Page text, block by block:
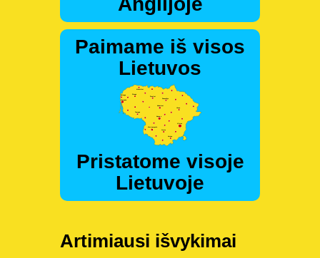
Paimame iš visos
Lietuvos
Pristatome visoje
Lietuvoje
Artimiausi išvykimai